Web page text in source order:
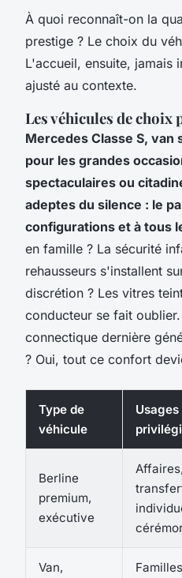
À quoi reconnaît-on la
prestige ? Le choix du
L'accueil, ensuite, jamais
ajusté au contexte.
Les véhicules de choix
Mercedes Classe S, van
pour les grandes
spectaculaires ou
adeptes du silence : le
configurations et à tous
en famille ? La sécurité
rehausseurs s'installent
discrétion ? Les vitres
conducteur se fait
connectique dernière
? Oui, tout ce confort
Type de
véhicule
Usages
Berline
premium,
exécutive
Affaires,
Van,